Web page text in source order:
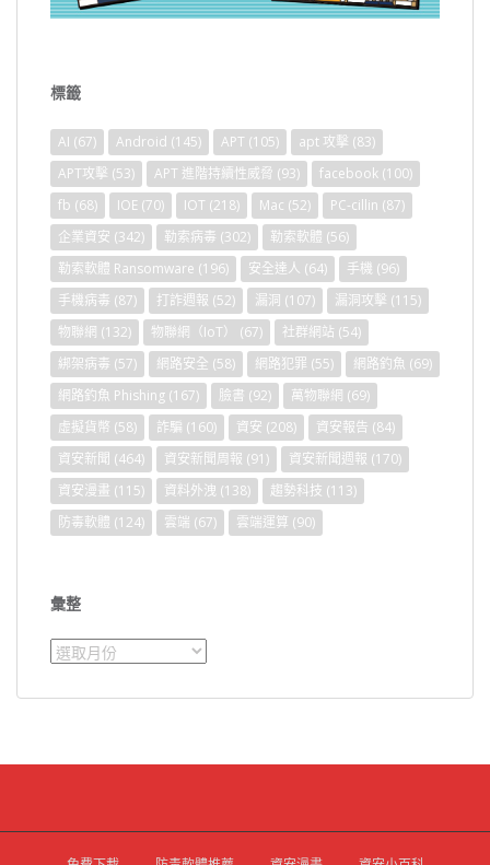
標籤
AI (67) Android (145) APT (105) apt 攻擊 (83)
APT攻擊 (53) APT 進階持續性威脅 (93) facebook (100)
fb (68) IOE (70) IOT (218) Mac (52) PC-cillin (87)
企業資安 (342) 勒索病毒 (302) 勒索軟體 (56)
勒索軟體 Ransomware (196) 安全達人 (64) 手機 (96)
手機病毒 (87) 打詐週報 (52) 漏洞 (107) 漏洞攻擊 (115)
物聯網 (132) 物聯網（IoT） (67) 社群網站 (54)
綁架病毒 (57) 網路安全 (58) 網路犯罪 (55) 網路釣魚 (69)
網路釣魚 Phishing (167) 臉書 (92) 萬物聯網 (69)
虛擬貨幣 (58) 詐騙 (160) 資安 (208) 資安報告 (84)
資安新聞 (464) 資安新聞周報 (91) 資安新聞週報 (170)
資安漫畫 (115) 資料外洩 (138) 趨勢科技 (113)
防毒軟體 (124) 雲端 (67) 雲端運算 (90)
彙整
彙